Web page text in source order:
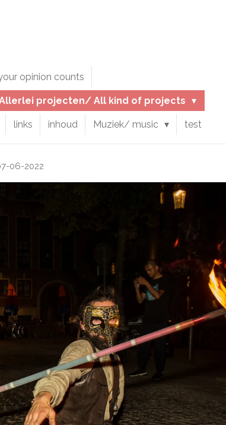
opinion counts
projecten/ All kind of projects
links inhoud Muziek/ music test
06-2022